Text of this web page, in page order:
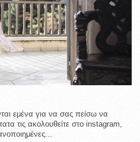
εμένα για να σας πείσω να
τις ακολουθείτε στο instagram,